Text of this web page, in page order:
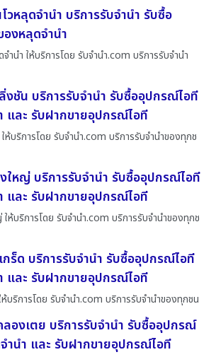
วหลุดจำนำ บริการรับจำนำ รับซื้อ
งหลุดจำนำ
ำนำ ให้บริการโดย รับจํานํา.com บริการรับจำนำ
งชัน บริการรับจำนำ รับซื้ออุปกรณ์ไอที
และ รับฝากขายอุปกรณ์ไอที
บริการโดย รับจํานํา.com บริการรับจำนำของทุกช
ใหญ่ บริการรับจำนำ รับซื้ออุปกรณ์ไอที
และ รับฝากขายอุปกรณ์ไอที
ห้บริการโดย รับจํานํา.com บริการรับจำนำของทุกช
ร็ด บริการรับจำนำ รับซื้ออุปกรณ์ไอที
และ รับฝากขายอุปกรณ์ไอที
บริการโดย รับจํานํา.com บริการรับจำนำของทุกชน
องเตย บริการรับจำนำ รับซื้ออุปกรณ์
ำนำ และ รับฝากขายอุปกรณ์ไอที